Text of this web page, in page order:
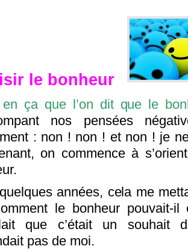
le bonheur
en ça que l’on dit que le
nos pensées
: non ! non ! et non ! je
on commence à
années, cela me
le bonheur pouvait-
que c’était un souhait
pas de moi.